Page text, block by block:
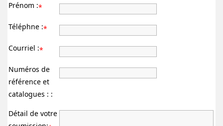
Prénom :*
Téléphne :*
Courriel :*
Numéros de
référence et
catalogues : :
Détail de votre